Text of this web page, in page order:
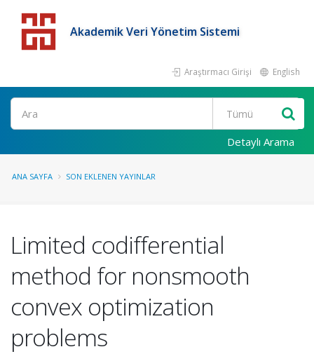
Akademik Veri Yönetim Sistemi
Araştırmacı Girişi English
Detaylı Arama
ANA SAYFA SON EKLENEN YAYINLAR
Limited codifferential
method for nonsmooth
convex optimization
problems